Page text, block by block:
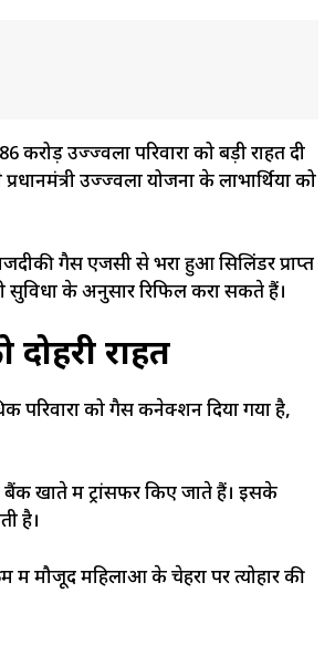
करोड़ उज्ज्वला परिवारों को बड़ी राहत दी
प्रधानमंत्री उज्ज्वला योजना के लाभार्थियों को
गैस एजेंसी से भरा हुआ सिलिंडर प्राप्त
सुविधा के अनुसार रिफिल करा सकते हैं।
राहत
को गैस कनेक्शन दिया गया है,
बैंक खाते में ट्रांसफर किए जाते हैं। इसके
है।
में मौजूद महिलाओं के चेहरों पर त्योहार की